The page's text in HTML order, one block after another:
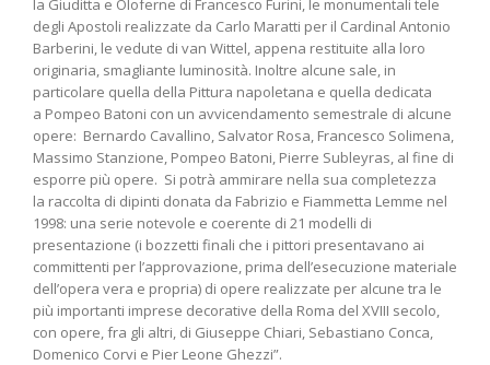
degli Apostoli realizzate da Carlo Maratti per il Cardinal Antonio
Barberini, le vedute di van Wittel, appena restituite alla loro
originaria, smagliante luminosità. Inoltre alcune sale, in
particolare quella della Pittura napoletana e quella dedicata
a Pompeo Batoni con un avvicendamento semestrale di alcune
opere: Bernardo Cavallino, Salvator Rosa, Francesco Solimena,
Massimo Stanzione, Pompeo Batoni, Pierre Subleyras, al fine di
esporre più opere. Si potrà ammirare nella sua completezza
la raccolta di dipinti donata da Fabrizio e Fiammetta Lemme nel
1998: una serie notevole e coerente di 21 modelli di
presentazione (i bozzetti finali che i pittori presentavano ai
committenti per l’approvazione, prima dell’esecuzione materiale
dell’opera vera e propria) di opere realizzate per alcune tra le
più importanti imprese decorative della Roma del XVIII secolo,
con opere, fra gli altri, di Giuseppe Chiari, Sebastiano Conca,
Domenico Corvi e Pier Leone Ghezzi”.